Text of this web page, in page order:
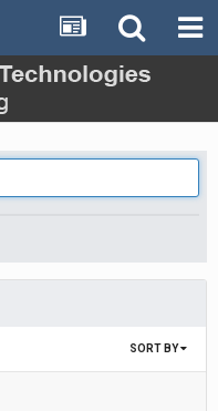
SORT BY